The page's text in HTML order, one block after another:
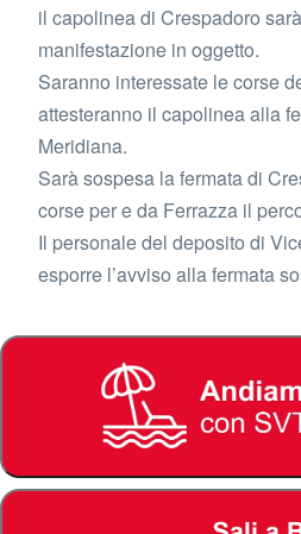
il capolinea di Crespadoro
manifestazione in oggetto.
Saranno interessate le corse
attesteranno il capolinea alla
Meridiana.
Sarà sospesa la fermata di
corse per e da Ferrazza il
Il personale del deposito di
esporre l’avviso alla fermata